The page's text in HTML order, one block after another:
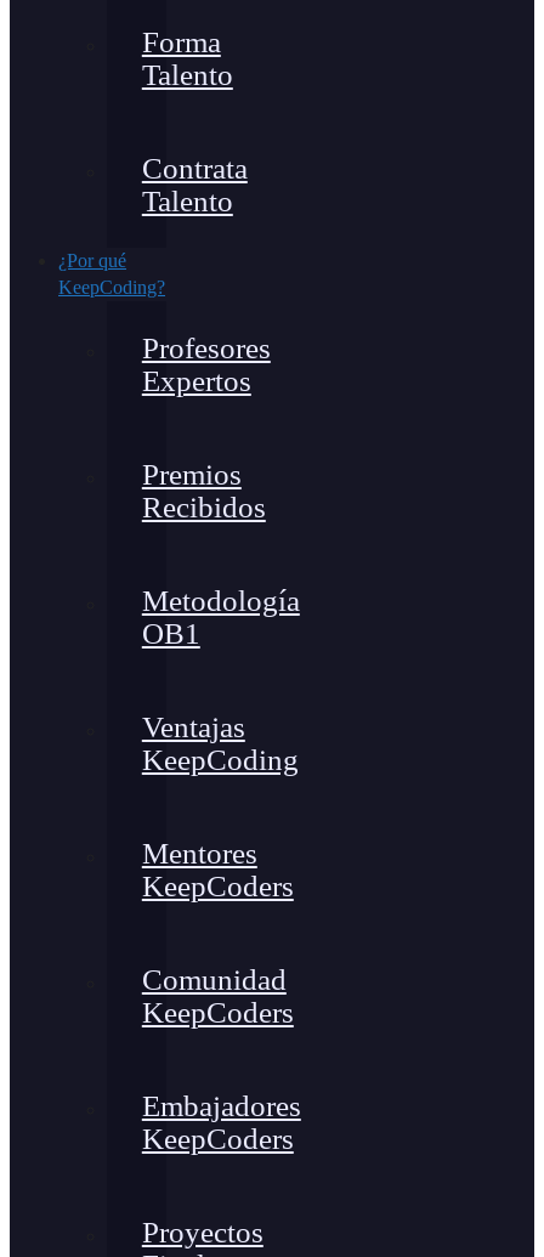
Forma
Talento
Contrata
Talento
¿Por qué
KeepCoding?
Profesores
Expertos
Premios
Recibidos
Metodología
OB1
Ventajas
KeepCoding
Mentores
KeepCoders
Comunidad
KeepCoders
Embajadores
KeepCoders
Proyectos